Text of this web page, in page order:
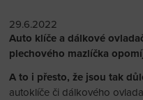
29.6.2022
Auto klíče a dálkové
plechového mazlíčka
A to i přesto, že jsou tak
autoklíče či dálkového